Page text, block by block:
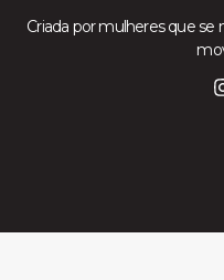
Criada por mulheres que